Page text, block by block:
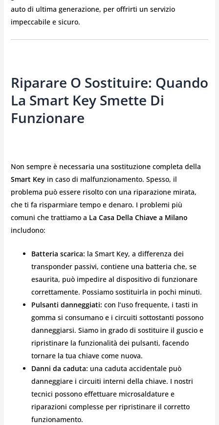
auto di ultima generazione, per offrirti un servizio
impeccabile e sicuro.
Riparare O Sostituire: Quando
La Smart Key Smette Di
Funzionare
Non sempre è necessaria una sostituzione completa della
Smart Keyin caso di malfunzionamento. Spesso, il
problema può essere risolto con una riparazione mirata,
che ti fa risparmiare tempo e denaro. I problemi più
comuni che trattiamo a La Casa Della Chiave a Milano
includono:
Batteria scarica: la Smart Key, a differenza dei
transponder passivi, contiene una batteria che, se
esaurita, può impedire al dispositivo di funzionare
correttamente. Possiamo sostituirla in pochi minuti.
Pulsanti danneggiati: con l’uso frequente, i tasti in
gomma si consumano e i circuiti sottostanti possono
danneggiarsi. Siamo in grado di sostituire il guscio e
ripristinare la funzionalità dei pulsanti, facendo
tornare la tua chiave come nuova.
Danni da caduta: una caduta accidentale può
danneggiare i circuiti interni della chiave. I nostri
tecnici possono effettuare microsaldature e
riparazioni complesse per ripristinare il corretto
funzionamento.